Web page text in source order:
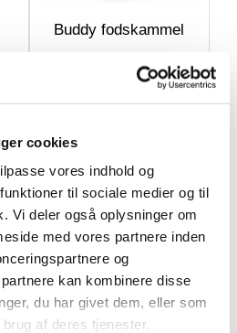
cookies
vores indhold og
til sociale medier og til
Vi deler også oplysninger om
med vores partnere inden
og
kan kombinere disse
du har givet dem, eller som
af deres tjenester.
Buddy fodskammel
Time Out fodskammel
med sortbejdset
egeskal